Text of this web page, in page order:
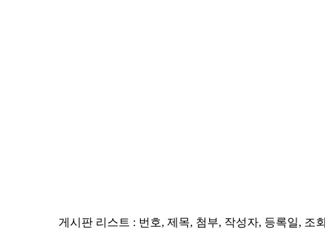
게시판 리스트 : 번호, 제목, 첨부, 작성자, 등록일, 조회